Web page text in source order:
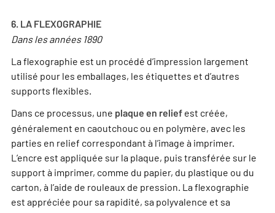
6. LA FLEXOGRAPHIE
Dans les années 1890
La flexographie est un procédé d’impression largement
utilisé pour les emballages, les étiquettes et d’autres
supports flexibles.
Dans ce processus, une plaque en relief est créée,
généralement en caoutchouc ou en polymère, avec les
parties en relief correspondant à l’image à imprimer.
L’encre est appliquée sur la plaque, puis transférée sur le
support à imprimer, comme du papier, du plastique ou du
carton, à l’aide de rouleaux de pression. La flexographie
est appréciée pour sa rapidité, sa polyvalence et sa